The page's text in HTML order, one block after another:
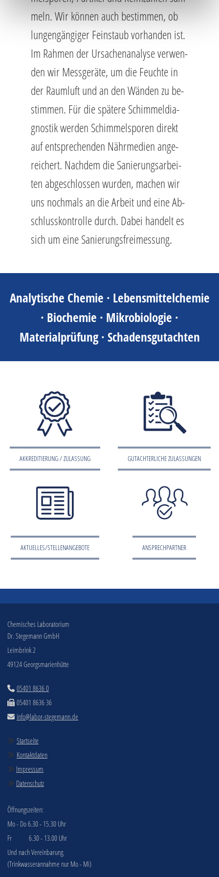
meln. Wir kön­nen auch be­stim­men, ob
lun­gen­gän­gi­ger Fein­staub vor­han­den ist.
Im Rah­men der Ur­sa­chen­ana­ly­se ver­wen­
den wir Mess­ge­rä­te, um die Feuch­te in
der Raum­luft und an den Wän­den zu be­
stim­men. Für die spä­te­re Schim­mel­dia­
gnos­tik wer­den Schim­mel­spo­ren di­rekt
auf ent­spre­chen­den Nähr­me­di­en an­ge­
rei­chert. Nach­dem die Sa­nie­rungs­ar­bei­
ten ab­ge­schlos­sen wur­den, ma­chen wir
uns noch­mals an die Ar­beit und eine Ab­
schluss­kon­trol­le durch. Dabei han­delt es
sich um eine Sa­nie­rungs­frei­mes­sung.
Analytische Chemie · Lebensmittelchemie
· Biochemie · Mikrobiologie ·
Materialprüfung · Schadensgutachten
AKKREDITIERUNG / ZULASSUNG GUTACHTERLICHE ZULASSUNGEN
AKTUELLES/STELLENANGEBOTE ANSPRECHPARTNER
Chemisches Laboratorium
Dr. Stegemann GmbH
Leimbrink 2
49124 Georgsmarienhütte
 05401 8636 0
 05401 8636 36
 info@labor-stegemann.de
 Startseite
 Kontaktdaten
 Impressum
 Datenschutz
Öffnungszeiten:
Mo - Do 6.30 - 15.30 Uhr
Fr 6.30 - 13.00 Uhr
Und nach Vereinbarung.
(Trinkwasserannahme nur Mo - Mi)